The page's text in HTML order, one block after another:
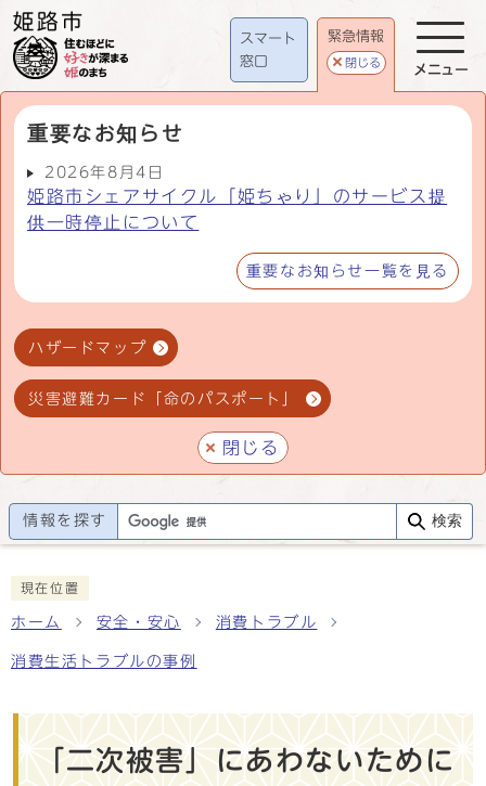
スマート
窓口
緊急情報
閉じる
重要なお知らせ
2026年8月4日
姫路市シェアサイクル「姫ちゃり」のサービス提
供一時停止について
重要なお知らせ一覧を見る
ハザードマップ
災害避難カード「命のパスポート」
閉じる
メニュー
情報を探す 検索
現在位置
ホーム 安全・安心 消費トラブル
消費生活トラブルの事例
「二次被害」にあわないために